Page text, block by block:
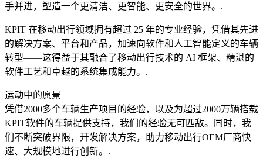
手并进，塑造一个更清洁、更智能、更安全的世界。.
KPIT 在移动出行领域拥有超过 25 年的专业经验，凭借其先进
的解决方案、平台和产品，加速向软件和人工智能定义的车辆
转型——这得益于其融合了移动出行技术的 AI 框架、精湛的
软件工艺和卓越的系统集成能力。.
运动中的愿景
凭借2000多个车辆生产项目的经验，以及为超过2000万辆搭载
KPIT软件的车辆提供支持，我们的经验无可匹敌。同时，我
们不断突破界限，开发解决方案，助力移动出行OEM厂商快
速、大规模地进行创新。.